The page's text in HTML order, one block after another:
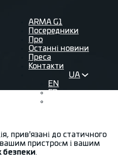
ARMA G1
Посередники
Про
Останні новини
Преса
Контакти
UA
EN
FR
прив'язані до статичного
вашим пристроєм і вашим
безпеки.